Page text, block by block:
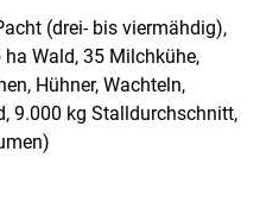
(drei- bis viermähdig),
Wald, 35 Milchkühe,
Hühner, Wachteln,
9.000 kg Stalldurchschnitt,
(4 Blumen)